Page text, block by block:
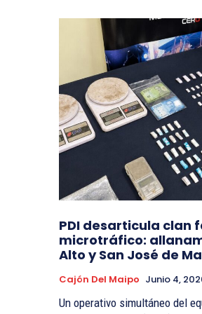
PDI desarticula clan
microtráfico:
Alto y San José de
Cajón Del Maipo Junio 4,
Un operativo simultáneo del